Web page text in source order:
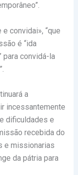
convidai», “que
é “ida
para convidá-la
a
incessantemente
dificuldades e
recebida do
e missionarias
da pátria para